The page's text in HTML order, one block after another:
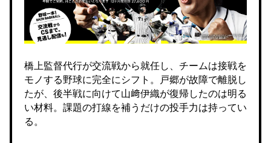
橋上監督代行が交流戦から就任し、チームは接戦を
モノする野球に完全にシフト。戸郷が故障で離脱し
たが、後半戦に向けて山﨑伊織が復帰したのは明る
い材料。課題の打線を補うだけの投手力は持ってい
る。